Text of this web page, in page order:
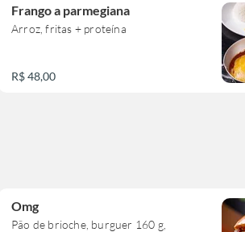
Frango a parmegiana
Arroz, fritas + proteína
R$ 48,00
Omg
Pão de brioche, burguer 160 g,